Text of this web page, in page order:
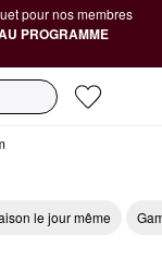
pour nos membres
PROGRAMME
le jour même